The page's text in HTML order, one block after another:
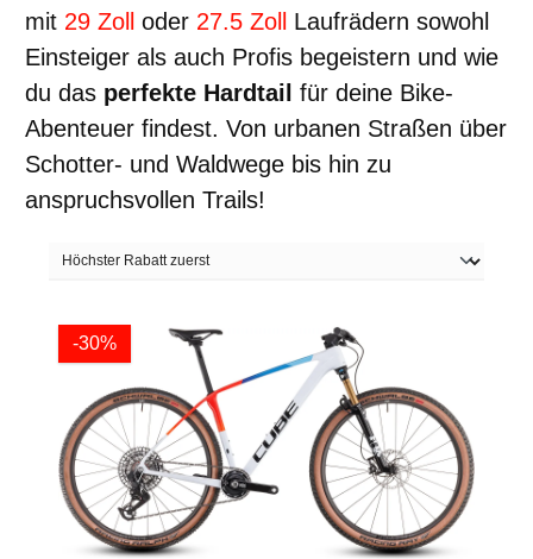
mit 29 Zoll oder 27.5 Zoll
Laufrädern sowohl
Einsteiger als auch Profis begeistern und wie
du das perfekte Hardtail für deine Bike-
Abenteuer findest. Von urbanen Straßen über
Schotter- und Waldwege bis hin zu
anspruchsvollen Trails!
-30%